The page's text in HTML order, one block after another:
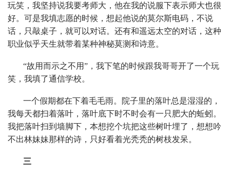
玩笑，我坚持说我要考师大，他在我的说服下表示师大也很
好。可是我填志愿的时候，想起他说的莫尔斯电码，不说
话，只敲桌子，就可以对话。还有和遥远太空的对话，这种
职业似乎天生就带着某种神秘莫测和诗意。
“故用而示之不用”，我下笔的时候跟我哥哥开了一个玩
笑，我填了通信学校。
一个假期都在下着毛毛雨。院子里的落叶总是湿湿的，
我每天都扫着落叶，落叶底下时不时会有一只肥大的蚯蚓。
我把落叶扫到墙脚下，本想挖个坑把这些树叶埋了，想想吟
不出林妹妹那样的诗，只好看着光秃秃的树枝发呆。
三